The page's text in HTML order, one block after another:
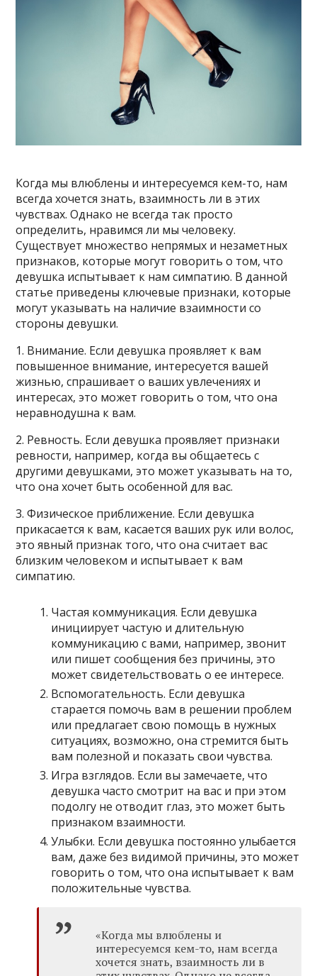
Когда мы влюблены и интересуемся кем-то, нам
всегда хочется знать, взаимность ли в этих
чувствах. Однако не всегда так просто
определить, нравимся ли мы человеку.
Существует множество непрямых и незаметных
признаков, которые могут говорить о том, что
девушка испытывает к нам симпатию. В данной
статье приведены ключевые признаки, которые
могут указывать на наличие взаимности со
стороны девушки.
1. Внимание. Если девушка проявляет к вам
повышенное внимание, интересуется вашей
жизнью, спрашивает о ваших увлечениях и
интересах, это может говорить о том, что она
неравнодушна к вам.
2. Ревность. Если девушка проявляет признаки
ревности, например, когда вы общаетесь с
другими девушками, это может указывать на то,
что она хочет быть особенной для вас.
3. Физическое приближение. Если девушка
прикасается к вам, касается ваших рук или волос,
это явный признак того, что она считает вас
близким человеком и испытывает к вам
симпатию.
Частая коммуникация. Если девушка
инициирует частую и длительную
коммуникацию с вами, например, звонит
или пишет сообщения без причины, это
может свидетельствовать о ее интересе.
Вспомогательность. Если девушка
старается помочь вам в решении проблем
или предлагает свою помощь в нужных
ситуациях, возможно, она стремится быть
вам полезной и показать свои чувства.
Игра взглядов. Если вы замечаете, что
девушка часто смотрит на вас и при этом
подолгу не отводит глаз, это может быть
признаком взаимности.
Улыбки. Если девушка постоянно улыбается
вам, даже без видимой причины, это может
говорить о том, что она испытывает к вам
положительные чувства.
«Когда мы влюблены и
интересуемся кем-то, нам всегда
хочется знать, взаимность ли в